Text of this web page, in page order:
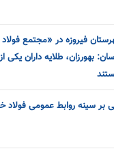
فیروزه در «مجتمع فولاد
بهورزان، طلایه داران یکی
بر سینه روابط عمومی فولاد